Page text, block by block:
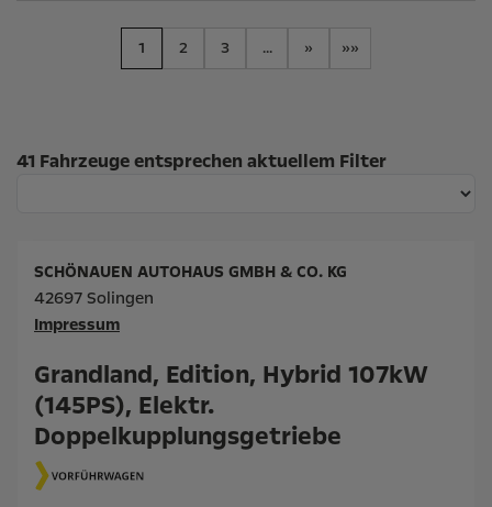
1 2 3 ... » »»
Suchergebnisse
41 Fahrzeuge entsprechen aktuellem Filter
Grandland, Edition, Hybrid 107kW
(145PS), Elektr.
Doppelkupplungsgetriebe
SCHÖNAUEN AUTOHAUS GMBH & CO. KG
42697 Solingen
Impressum